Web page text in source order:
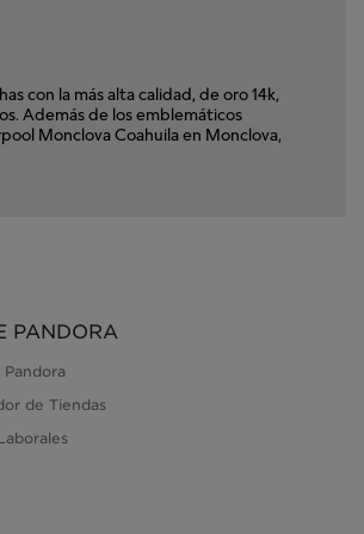
con la más alta calidad, de oro 14k,
Además de los emblemáticos
Monclova Coahuila en Monclova,
PANDORA
Pandora
de Tiendas